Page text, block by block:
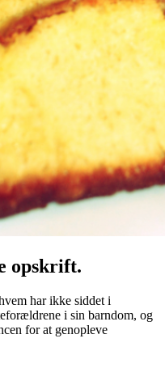
opskrift.
har ikke siddet i
i sin barndom, og
for at genopleve